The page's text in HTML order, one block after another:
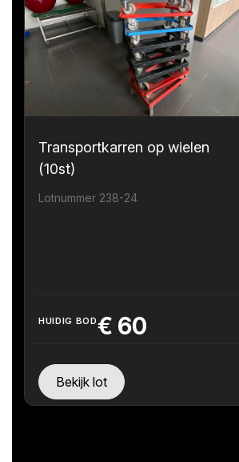
Transportkarren op wielen
(10st)
Lotnummer 238-24
HUIDIG BOD€ 60
Bekijk lot